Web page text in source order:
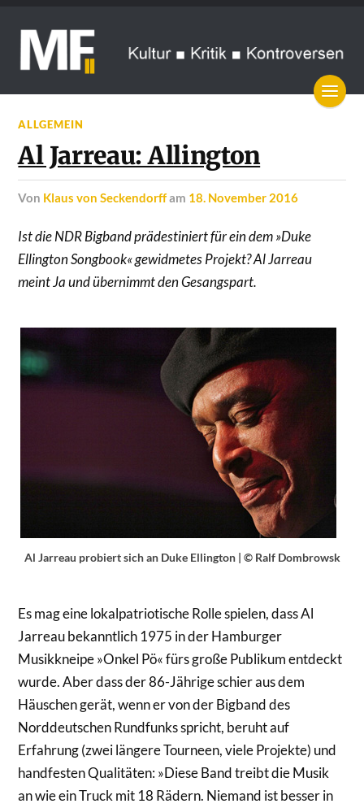
ALLGEMEIN
Al Jarreau: Allington
von Klaus von Seckendorffam 18. November 2016
Ist die NDR Bigband prädestiniert für ein dem »Duke
Ellington Songbook« gewidmetes Projekt? Al Jarreau
meint Ja und übernimmt den Gesangspart.
Al Jarreau probiert sich an Duke Ellington | © Ralf Dombrowsk
Es mag eine lokalpatriotische Rolle spielen, dass Al
Jarreau bekanntlich 1975 in der Hamburger
Musikkneipe »Onkel Pö« fürs große Publikum entdeckt
wurde. Aber dass der 86-Jährige schier aus dem
Häuschen gerät, wenn er von der Bigband des
Norddeutschen Rundfunks spricht, beruht auf
Erfahrung (zwei längere Tourneen, viele Projekte) und
handfesten Qualitäten: »Diese Band treibt die Musik
an wie ein Truck mit 18 Rädern. Niemand ist besser in